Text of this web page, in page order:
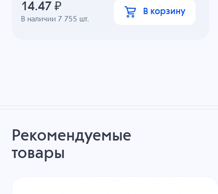
В наличии 7 755 шт.
14.47 ₽ В корзину
Рекомендуемые
товары